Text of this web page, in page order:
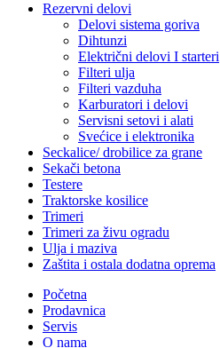
Rezervni delovi
Delovi sistema goriva
Dihtunzi
Električni delovi I starteri
Filteri ulja
Filteri vazduha
Karburatori i delovi
Servisni setovi i alati
Svećice i elektronika
Seckalice/ drobilice za grane
Sekači betona
Testere
Traktorske kosilice
Trimeri
Trimeri za živu ogradu
Ulja i maziva
Zaštita i ostala dodatna oprema
Početna
Prodavnica
Servis
O nama